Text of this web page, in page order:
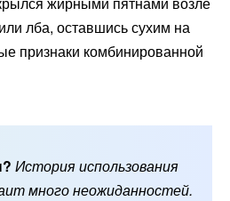
лба, оставшись сухим на
признаки комбинированной
История использования
много неожиданностей.